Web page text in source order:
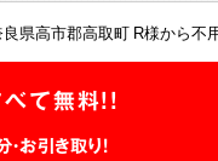
良県高市郡高取町 R様から不
べて無料!!
お引き取り！